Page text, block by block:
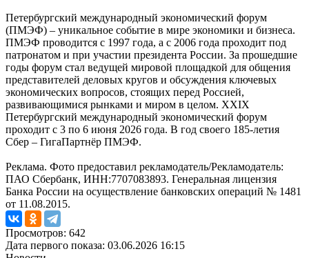
Петербургский международный экономический форум
(ПМЭФ) – уникальное событие в мире экономики и бизнеса.
ПМЭФ проводится с 1997 года, а с 2006 года проходит под
патронатом и при участии президента России. За прошедшие
годы форум стал ведущей мировой площадкой для общения
представителей деловых кругов и обсуждения ключевых
экономических вопросов, стоящих перед Россией,
развивающимися рынками и миром в целом. XXIX
Петербургский международный экономический форум
проходит с 3 по 6 июня 2026 года. В год своего 185-летия
Сбер – ГигаПартнёр ПМЭФ.
Реклама. Фото предоставил рекламодатель/Рекламодатель:
ПАО Сбербанк, ИНН:7707083893. Генеральная лицензия
Банка России на осуществление банковских операций № 1481
от 11.08.2015.
Просмотров: 642
Дата первого показа: 03.06.2026 16:15